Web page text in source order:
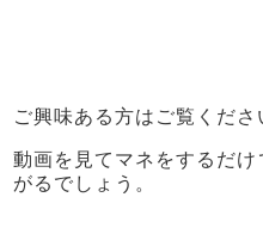
ご興味ある方はご覧くださ
動画を見てマネをするだ
がるでしょう。